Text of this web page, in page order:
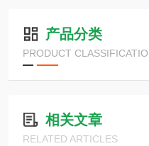
产品分类
PRODUCT
相关文章
RELATED ARTICLES